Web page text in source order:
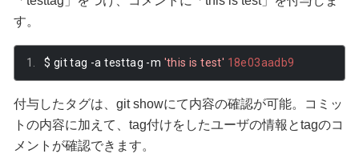
す。
$ git tag -a testtag -m 'this is test' 18e03aadb9
付与したタグは、git showにて内容の確認が可能。コミッ
トの内容に加えて、tag付けをしたユーザの情報とtagのコ
メントが確認できます。